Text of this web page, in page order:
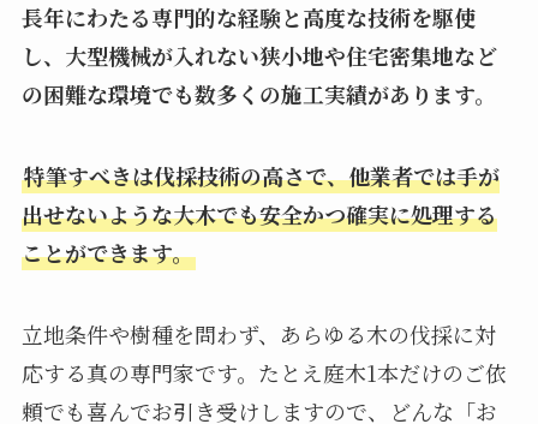
長年にわたる専門的な経験と高度な技術を駆使
し、大型機械が入れない狭小地や住宅密集地など
の困難な環境でも数多くの施工実績があります。
特筆すべきは伐採技術の高さで、他業者では手が
出せないような大木でも安全かつ確実に処理する
ことができます。
立地条件や樹種を問わず、あらゆる木の伐採に対
応する真の専門家です。たとえ庭木1本だけのご依
頼でも喜んでお引き受けしますので、どんな「お